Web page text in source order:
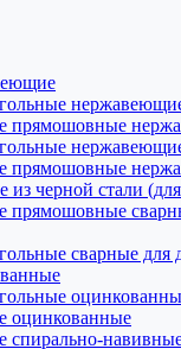
прямошовные
прямошовные
из черной стали
прямошовные
сварные для
оцинкованные
спирально-